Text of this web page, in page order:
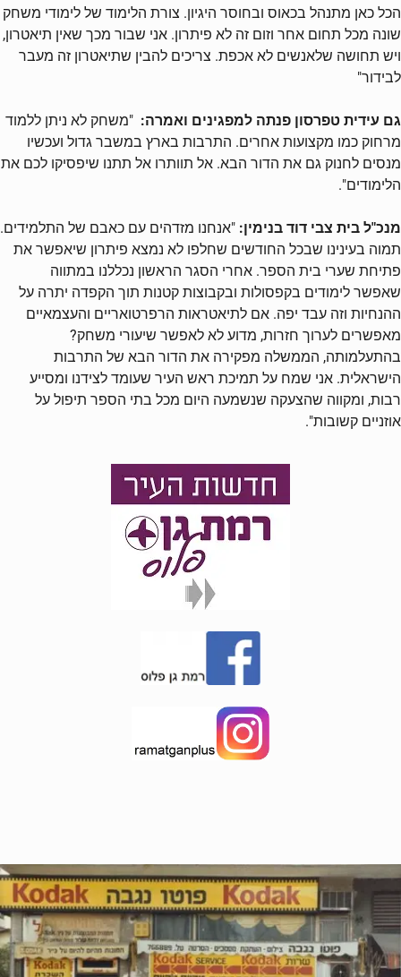
הכל כאן מתנהל בכאוס ובחוסר היגיון. צורת הלימוד של לימודי משחק
שונה מכל תחום אחר וזום זה לא פיתרון. אני שבור מכך שאין תיאטרון,
ויש תחושה שלאנשים לא אכפת. צריכים להבין שתיאטרון זה מעבר
לבידור"
גם עידית טפרסון פנתה למפגינים ואמרה: "משחק לא ניתן ללמוד
מרחוק כמו מקצועות אחרים. התרבות בארץ במשבר גדול ועכשיו
מנסים לחנוק גם את הדור הבא. אל תוותרו אל תתנו שיפסיקו לכם את
הלימודים".
מנכ"ל בית צבי דוד בנימין: "אנחנו מזדהים עם כאבם של התלמידים.
תמוה בעינינו שבכל החודשים שחלפו לא נמצא פיתרון שיאפשר את
פתיחת שערי בית הספר. אחרי הסגר הראשון נכללנו במתווה
שאפשר לימודים בקפסולות ובקבוצות קטנות תוך הקפדה יתרה על
ההנחיות וזה עבד יפה. אם לתיאטראות הרפרטואריים והעצמאיים
מאפשרים לערוך חזרות, מדוע לא לאפשר שיעורי משחק?
בהתעלמותה, הממשלה מפקירה את הדור הבא של התרבות
הישראלית. אני שמח על תמיכת ראש העיר שעומד לצידנו ומסייע
רבות, ומקווה שהצעקה שנשמעה היום מכל בתי הספר תיפול על
אוזניים קשובות".